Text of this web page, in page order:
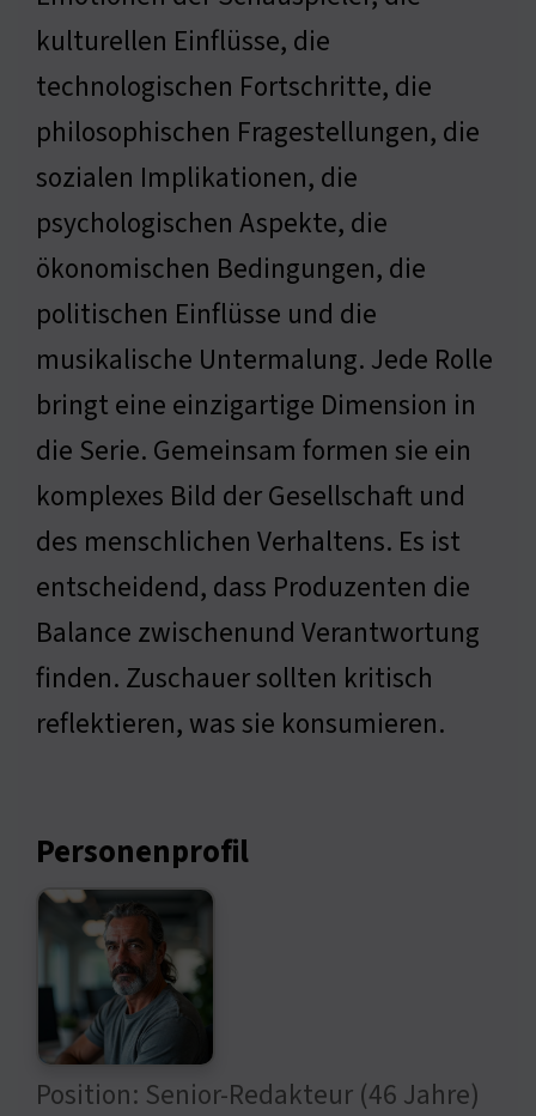
kulturellen Einflüsse, die
technologischen Fortschritte, die
philosophischen Fragestellungen, die
sozialen Implikationen, die
psychologischen Aspekte, die
ökonomischen Bedingungen, die
politischen Einflüsse und die
musikalische Untermalung. Jede Rolle
bringt eine einzigartige Dimension in
die Serie. Gemeinsam formen sie ein
komplexes Bild der Gesellschaft und
des menschlichen Verhaltens. Es ist
entscheidend, dass Produzenten die
Balance zwischenund Verantwortung
finden. Zuschauer sollten kritisch
reflektieren, was sie konsumieren.
Personenprofil
Position: Senior-Redakteur (46 Jahre)